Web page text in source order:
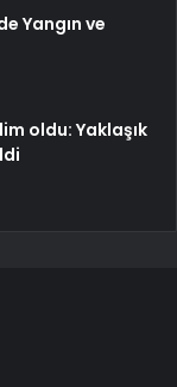
Yangın ve
oldu: Yaklaşık